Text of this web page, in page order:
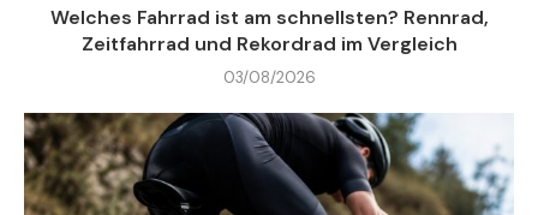
Welches Fahrrad ist am schnellsten? Rennrad,
Zeitfahrrad und Rekordrad im Vergleich
03/08/2026